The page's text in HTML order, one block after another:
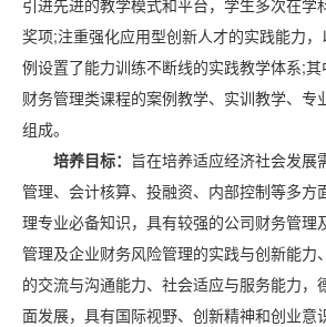
引进先进的教学模式和平台，学生多次在学
奖项;注重强化应用型创新人才的实践能力
例设置了能力训练不断线的实践教学体系;
财务管理类课程的案例教学、实训教学、专
组成。
培养目标： 旨在培养适应经济社会发展
管理、会计核算、投融资、内部控制等多方
理专业必备知识，具有较强的公司财务管理
管理及企业财务风险管理的实践与创新能力
的交流与沟通能力、社会适应与服务能力，
面发展，具有国际视野、创新精神和创业意